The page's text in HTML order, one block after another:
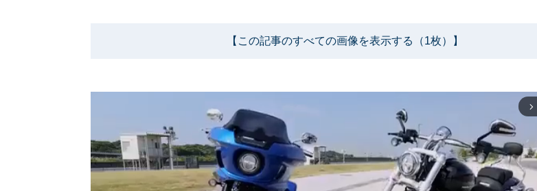
【この記事のすべての画像を表示する（1枚）】
arrow_forward_ios